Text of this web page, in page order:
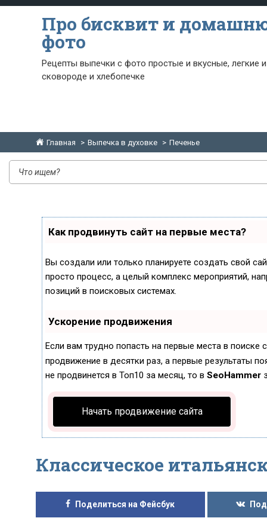
Про бисквит и
фото
Рецепты выпечки с фото простые и вкусные, легкие
сковороде и хлебопечке
Главная Выпечка в духовке Печенье
Как продвинуть сайт на первые места?
Вы создали или только планируете создать свой
просто процесс, а целый комплекс мероприятий,
позиций в поисковых системах.
Ускорение продвижения
Если вам трудно попасть на первые места в поиске
продвижение в десятки раз, а первые результаты
не продвинется в Топ10 за месяц, то в SeoHammer
Начать продвижение сайта
Классическое
Поделиться на Фейсбук